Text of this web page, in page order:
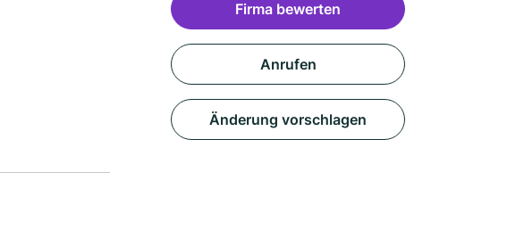
Firma bewerten
Anrufen
Änderung vorschlagen